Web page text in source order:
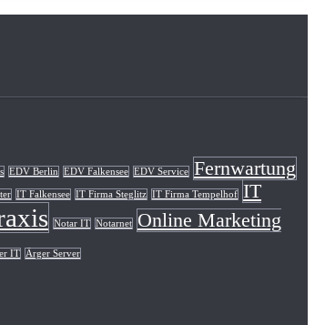
EDV Berlin EDV Falkensee EDV Service Fernwartung
IT Falkensee IT Firma Steglitz IT Firma Tempelhof
IT
Notar IT Notarnet
Online Marketing
IT Ärger Server